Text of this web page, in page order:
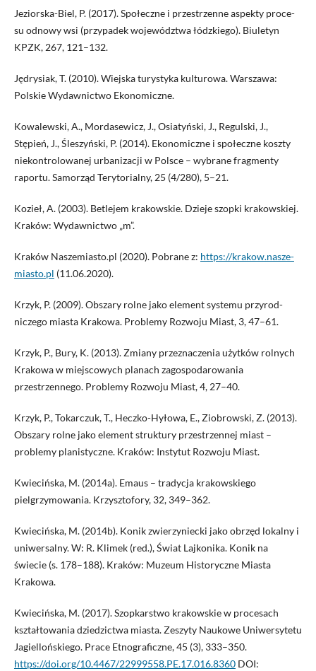
Jeziorska-Biel, P. (2017). Społeczne i przestrzenne aspekty proce-
su odnowy wsi (przypadek województwa łódzkiego). Biuletyn
KPZK, 267, 121–132.
Jędrysiak, T. (2010). Wiejska turystyka kulturowa. Warszawa:
Polskie Wydawnictwo Ekonomiczne.
Kowalewski, A., Mordasewicz, J., Osiatyński, J., Regulski, J.,
Stępień, J., Śleszyński, P. (2014). Ekonomiczne i społeczne koszty
niekontrolowanej urbanizacji w Polsce – wybrane fragmenty
raportu. Samorząd Terytorialny, 25 (4/280), 5–21.
Kozieł, A. (2003). Betlejem krakowskie. Dzieje szopki krakowskiej.
Kraków: Wydawnictwo „m”.
Kraków Naszemiasto.pl (2020). Pobrane z: https://krakow.nasze-
miasto.pl (11.06.2020).
Krzyk, P. (2009). Obszary rolne jako element systemu przyrod-
niczego miasta Krakowa. Problemy Rozwoju Miast, 3, 47–61.
Krzyk, P., Bury, K. (2013). Zmiany przeznaczenia użytków rolnych
Krakowa w miejscowych planach zagospodarowania
przestrzennego. Problemy Rozwoju Miast, 4, 27–40.
Krzyk, P., Tokarczuk, T., Heczko-Hyłowa, E., Ziobrowski, Z. (2013).
Obszary rolne jako element struktury przestrzennej miast –
problemy planistyczne. Kraków: Instytut Rozwoju Miast.
Kwiecińska, M. (2014a). Emaus – tradycja krakowskiego
pielgrzymowania. Krzysztofory, 32, 349–362.
Kwiecińska, M. (2014b). Konik zwierzyniecki jako obrzęd lokalny i
uniwersalny. W: R. Klimek (red.), Świat Lajkonika. Konik na
świecie (s. 178–188). Kraków: Muzeum Historyczne Miasta
Krakowa.
Kwiecińska, M. (2017). Szopkarstwo krakowskie w procesach
kształtowania dziedzictwa miasta. Zeszyty Naukowe Uniwersytetu
Jagiellońskiego. Prace Etnograficzne, 45 (3), 333–350.
https://doi.org/10.4467/22999558.PE.17.016.8360DOI: